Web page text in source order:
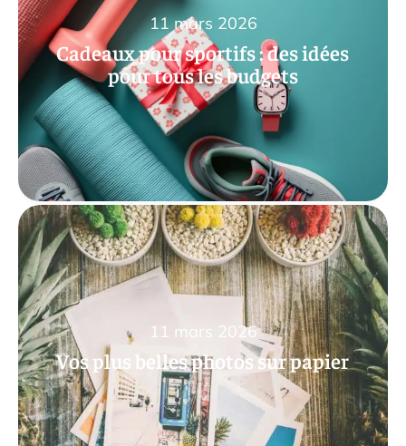
Cadeaux pour sportifs : des idées
pour tous les budgets
11 mars 2026
Vos plus belles photos sur papier
11 mars 2026